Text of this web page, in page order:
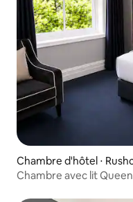
Chambre d'hôtel ⋅
Chambre avec lit